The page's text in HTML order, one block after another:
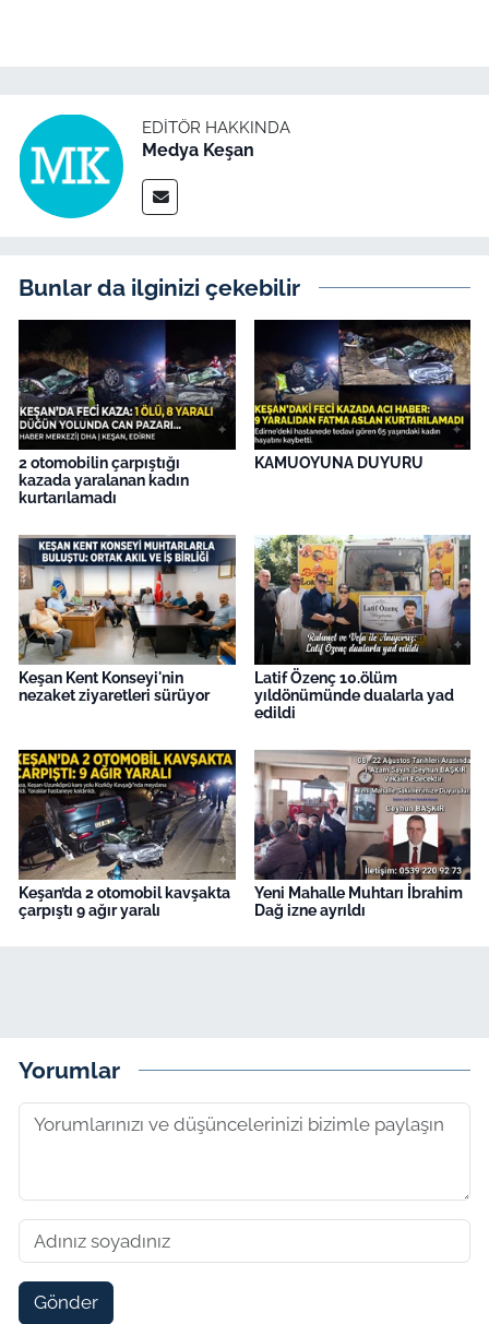
EDITÖR HAKKINDA
Medya Keşan
Bunlar da ilginizi çekebilir
2 otomobilin çarpıştığı
kazada yaralanan kadın
kurtarılamadı
KAMUOYUNA DUYURU
Keşan Kent Konseyi'nin
nezaket ziyaretleri sürüyor
Latif Özenç 10.ölüm
yıldönümünde dualarla yad
edildi
Keşan’da 2 otomobil kavşakta
çarpıştı 9 ağır yaralı
Yeni Mahalle Muhtarı İbrahim
Dağ izne ayrıldı
Yorumlar
Gönder